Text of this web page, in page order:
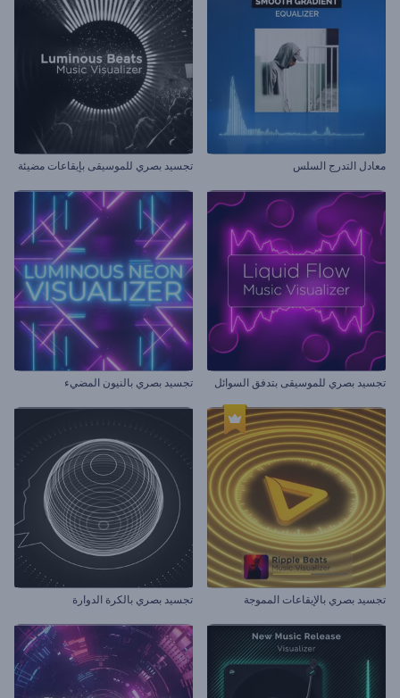
معادل التدرج السلس تجسيد بصري للموسيقى بإيقاعات مضيئة
تجسيد بصري للموسيقى بتدفق السوائل تجسيد بصري بالنيون المضيء
تجسيد بصري بالإيقاعات المموجة تجسيد بصري بالكرة الدوارة